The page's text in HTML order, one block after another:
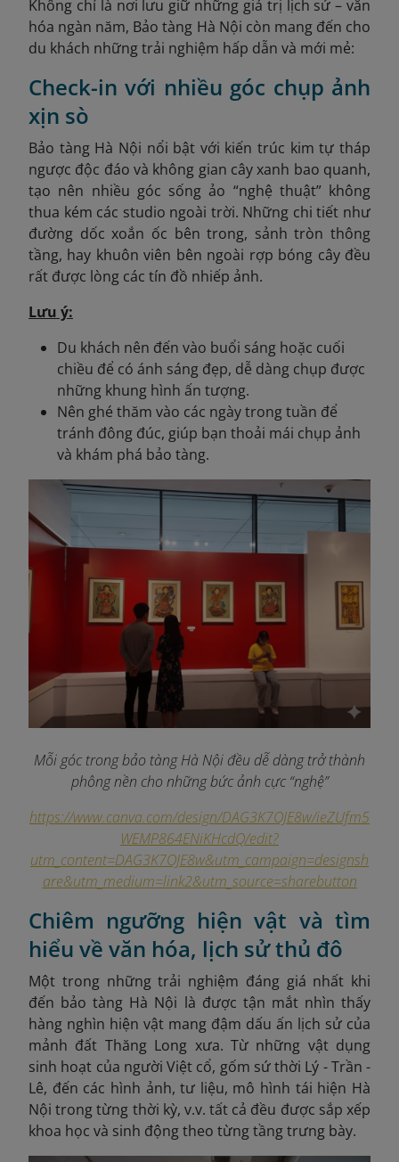
Không chỉ là nơi lưu giữ những giá trị lịch sử – văn
hóa ngàn năm, Bảo tàng Hà Nội còn mang đến cho
du khách những trải nghiệm hấp dẫn và mới mẻ:
Check-in với nhiều góc chụp ảnh
xịn sò
Bảo tàng Hà Nội nổi bật với kiến trúc kim tự tháp
ngược độc đáo và không gian cây xanh bao quanh,
tạo nên nhiều góc sống ảo “nghệ thuật” không
thua kém các studio ngoài trời. Những chi tiết như
đường dốc xoắn ốc bên trong, sảnh tròn thông
tầng, hay khuôn viên bên ngoài rợp bóng cây đều
rất được lòng các tín đồ nhiếp ảnh.
Lưu ý:
Du khách nên đến vào buổi sáng hoặc cuối
chiều để có ánh sáng đẹp, dễ dàng chụp được
những khung hình ấn tượng.
Nên ghé thăm vào các ngày trong tuần để
tránh đông đúc, giúp bạn thoải mái chụp ảnh
và khám phá bảo tàng.
Mỗi góc trong bảo tàng Hà Nội đều dễ dàng trở thành
phông nền cho những bức ảnh cực “nghệ”
https://www.canva.com/design/DAG3K7OJE8w/ieZUfm5
WEMP864ENiKHcdQ/edit?
utm_content=DAG3K7OJE8w&utm_campaign=designsh
are&utm_medium=link2&utm_source=sharebutton
Chiêm ngưỡng hiện vật và tìm
hiểu về văn hóa, lịch sử thủ đô
Một trong những trải nghiệm đáng giá nhất khi
đến bảo tàng Hà Nội là được tận mắt nhìn thấy
hàng nghìn hiện vật mang đậm dấu ấn lịch sử của
mảnh đất Thăng Long xưa. Từ những vật dụng
sinh hoạt của người Việt cổ, gốm sứ thời Lý - Trần -
Lê, đến các hình ảnh, tư liệu, mô hình tái hiện Hà
Nội trong từng thời kỳ, v.v. tất cả đều được sắp xếp
khoa học và sinh động theo từng tầng trưng bày.